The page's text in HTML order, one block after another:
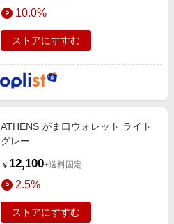
10.0%
ストアにすすむ
ATHENS がま口ウォレット ライト
グレー
￥ 12,100+送料固定
2.5%
ストアにすすむ